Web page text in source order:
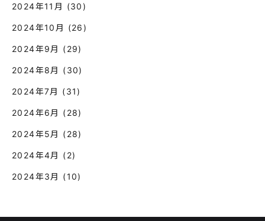
2024年11月 (30)
2024年10月 (26)
2024年9月 (29)
2024年8月 (30)
2024年7月 (31)
2024年6月 (28)
2024年5月 (28)
2024年4月 (2)
2024年3月 (10)